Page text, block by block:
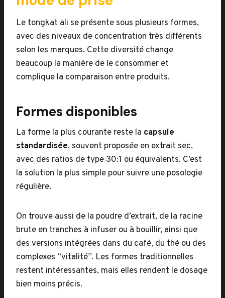
Le tongkat ali se présente sous plusieurs formes,
avec des niveaux de concentration très différents
selon les marques. Cette diversité change
beaucoup la manière de le consommer et
complique la comparaison entre produits.
Formes disponibles
La forme la plus courante reste la capsule
standardisée, souvent proposée en extrait sec,
avec des ratios de type 30:1 ou équivalents. C’est
la solution la plus simple pour suivre une posologie
régulière.
On trouve aussi de la poudre d’extrait, de la racine
brute en tranches à infuser ou à bouillir, ainsi que
des versions intégrées dans du café, du thé ou des
complexes “vitalité”. Les formes traditionnelles
restent intéressantes, mais elles rendent le dosage
bien moins précis.